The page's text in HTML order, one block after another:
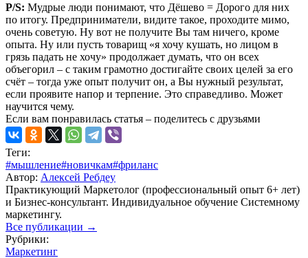
P/S: Мудрые люди понимают, что Дёшево = Дорого для них
по итогу. Предприниматели, видите такое, проходите мимо,
очень советую. Ну вот не получите Вы там ничего, кроме
опыта. Ну или пусть товарищ «я хочу кушать, но лицом в
грязь падать не хочу» продолжает думать, что он всех
объегорил – с таким грамотно достигайте своих целей за его
счёт – тогда уже опыт получит он, а Вы нужный результат,
если проявите напор и терпение. Это справедливо. Может
научится чему.
Если вам понравилась статья – поделитесь с друзьями
Теги:
#мышление#новичкам#фриланс
Автор: Алексей Ребдеу
Практикующий Маркетолог (профессиональный опыт 6+ лет)​
и Бизнес-консультант. Индивидуальное обучение Системному
маркетингу.
Все публикации →
Рубрики:
Маркетинг